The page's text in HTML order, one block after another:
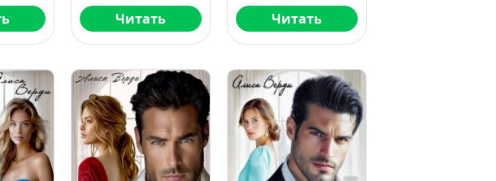
Читать
Читать